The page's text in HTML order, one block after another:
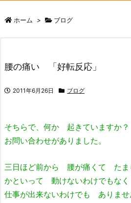
ホーム > ブログ
腰の痛い 「好転反応」
2011年6月26日 ブログ
そちらで、何か 起きていますか
お問い合わせがありました。
三日ほど前から 腰が痛くて たま
かといって 動けないわけでもなく
仕事が出来ないわけでも ありませ